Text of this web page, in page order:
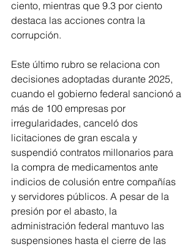
ciento, mientras que 9.3 por ciento
destaca las acciones contra la
corrupción.
Este último rubro se relaciona con
decisiones adoptadas durante 2025,
cuando el gobierno federal sancionó a
más de 100 empresas por
irregularidades, canceló dos
licitaciones de gran escala y
suspendió contratos millonarios para
la compra de medicamentos ante
indicios de colusión entre compañías
y servidores públicos. A pesar de la
presión por el abasto, la
administración federal mantuvo las
suspensiones hasta el cierre de las